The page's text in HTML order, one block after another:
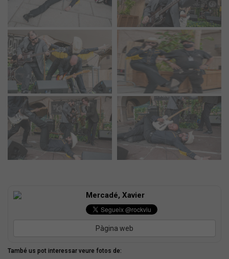
Mercadé, Xavier
Pàgina web
També us pot interessar veure fotos de: